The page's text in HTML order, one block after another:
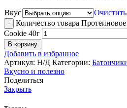
Вкус
Очистить
Количество товара
Cookie 40г
В корзину
Добавить в избранное
Артикул: Н/Д Категории:
Вкусно и полезно
Поделиться
Закрыть